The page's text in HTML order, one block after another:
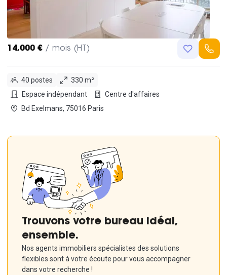
14,000 € / mois (HT)
40 postes
330 m²
Espace indépendant
Centre d'affaires
Bd Exelmans, 75016 Paris
Trouvons votre bureau idéal,
ensemble.
Nos agents immobiliers spécialistes des solutions
flexibles sont à votre écoute pour vous accompagner
dans votre recherche !